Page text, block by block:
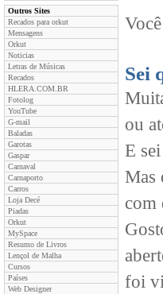
Outros Sites
Recados para orkut
Mensagens
Orkut
Noticias
Letras de Músicas
Recados
HLERA.COM.BR
Fotolog
YouTube
G-mail
Baladas
Garotas
Gaspar
Carnaval
Carnaporto
Carros
Loja Decé
Piadas
Orkut
MySpace
Resumo de Livros
Lençol de Malha
Cursos
Países
Web Designer
Sei
ou
E
Mas
com
foi